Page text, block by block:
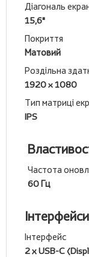
Діагональ
15,6"
Покриття
Матовий
Роздільна
1920 x 1080
Тип матриці
IPS
Частота
60 Гц
Інтерфейси
Інтерфейс
2 х USB-C